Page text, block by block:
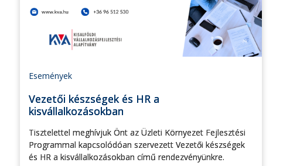
Események
Vezetői készségek és HR a
kisvállalkozásokban
Tisztelettel meghívjuk Önt az Üzleti Környezet Fejlesztési
Programmal kapcsolódóan szervezett Vezetői készségek
és HR a kisvállalkozásokban című rendezvényünkre.